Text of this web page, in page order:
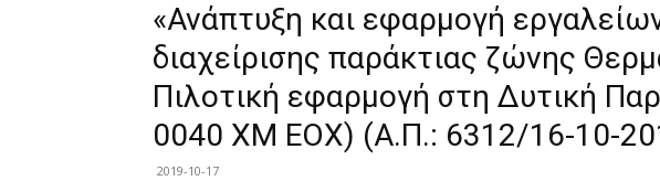
«Ανάπτυξη και εφαρμογή
διαχείρισης παράκτιας ζώνης
Πιλοτική εφαρμογή στη Δυτική
0040 XM EOX) (Α.Π.: 6312/16-10-
2019-10-17